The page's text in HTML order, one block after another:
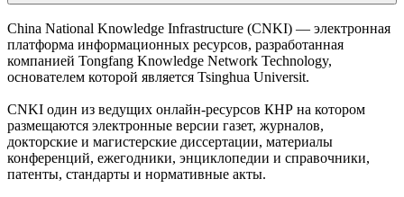
China National Knowledge Infrastructure (CNKI) — электронная
платформа информационных ресурсов, разработанная
компанией Tongfang Knowledge Network Technology,
основателем которой является Tsinghua Universit.
CNKI один из ведущих онлайн-ресурсов КНР на котором
размещаются электронные версии газет, журналов,
докторские и магистерские диссертации, материалы
конференций, ежегодники, энциклопедии и справочники,
патенты, стандарты и нормативные акты.